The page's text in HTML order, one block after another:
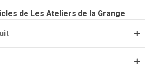
de Les Ateliers de la Grange